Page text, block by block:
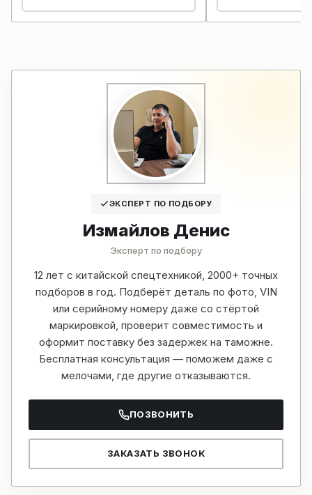
ЭКСПЕРТ ПО ПОДБОРУ
Измайлов Денис
Эксперт по подбору
12 лет с китайской спецтехникой, 2000+ точных
подборов в год. Подберёт деталь по фото, VIN
или серийному номеру даже со стёртой
маркировкой, проверит совместимость и
оформит поставку без задержек на таможне.
Бесплатная консультация — поможем даже с
мелочами, где другие отказываются.
ПОЗВОНИТЬ
ЗАКАЗАТЬ ЗВОНОК